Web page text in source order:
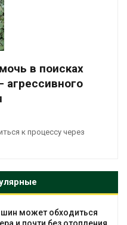
в поисках
агрессивного
к процессу через
может обходиться
и почти без отопления